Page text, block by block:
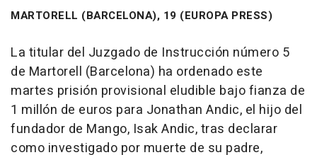
MARTORELL (BARCELONA), 19 (EUROPA PRESS)
La titular del Juzgado de Instrucción número 5
de Martorell (Barcelona) ha ordenado este
martes prisión provisional eludible bajo fianza de
1 millón de euros para Jonathan Andic, el hijo del
fundador de Mango, Isak Andic, tras declarar
como investigado por muerte de su padre,